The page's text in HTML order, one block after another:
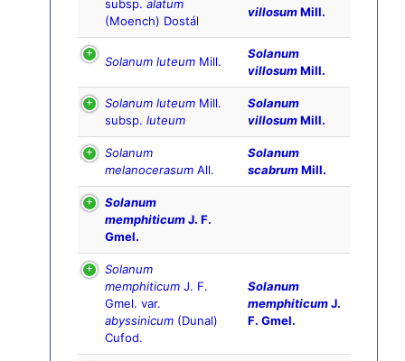
subsp. alatum
(Moench) Dostál
villosumMill.
Solanum luteum Mill.
Solanum
villosumMill.
Solanum luteum Mill.
subsp. luteum
Solanum
villosumMill.
Solanum
melanocerasum All.
Solanum
scabrumMill.
Solanum
memphiticumJ. F.
Gmel.
Solanum
memphiticum J. F.
Gmel. var.
abyssinicum (Dunal)
Cufod.
Solanum
memphiticumJ.
F. Gmel.